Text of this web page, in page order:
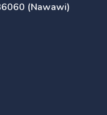
(Nawawi)